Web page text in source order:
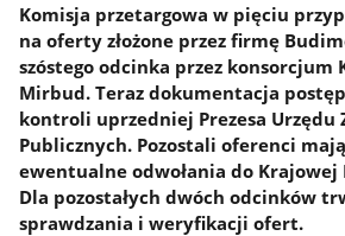
Komisja przetargowa w pięciu
na oferty złożone przez firmę
szóstego odcinka przez konsorcjum
Mirbud. Teraz dokumentacja
kontroli uprzedniej Prezesa Urzędu
Publicznych. Pozostali oferenci
ewentualne odwołania do Krajowej
Dla pozostałych dwóch odcinków
sprawdzania i weryfikacji ofert.